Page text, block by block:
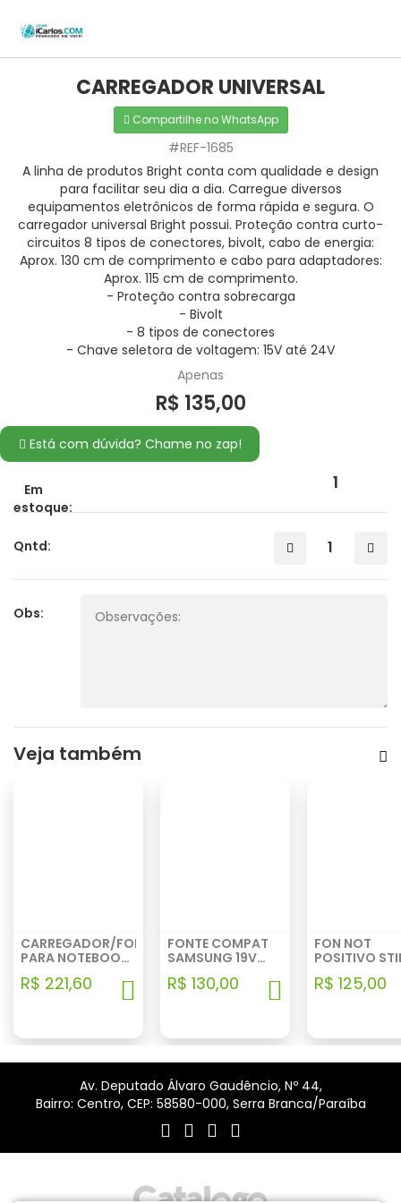
CARREGADOR UNIVERSAL
Compartilhe no WhatsApp
#REF-1685
A linha de produtos Bright conta com qualidade e design
para facilitar seu dia a dia. Carregue diversos
equipamentos eletrônicos de forma rápida e segura. O
carregador universal Bright possui. Proteção contra curto-
circuitos 8 tipos de conectores, bivolt, cabo de energia:
Aprox. 130 cm de comprimento e cabo para adaptadores:
Aprox. 115 cm de comprimento.
- Proteção contra sobrecarga
- Bivolt
- 8 tipos de conectores
- Chave seletora de voltagem: 15V até 24V
Apenas
R$ 135,00
Está com dúvida? Chame no zap!
Em
estoque:
1
Qntd:
Obs:
Veja também
CARREGADOR/FONTE
PARA NOTEBOOK
R$ 221,60
FONTE COMPAT
SAMSUNG 19V
5.5MM*3.0MM
R$ 130,00
FON NOT
POSITIVO
5003307 /
R$ 125,00
Av. Deputado Álvaro Gaudêncio, Nº 44,
Bairro: Centro, CEP: 58580-000, Serra Branca/Paraíba